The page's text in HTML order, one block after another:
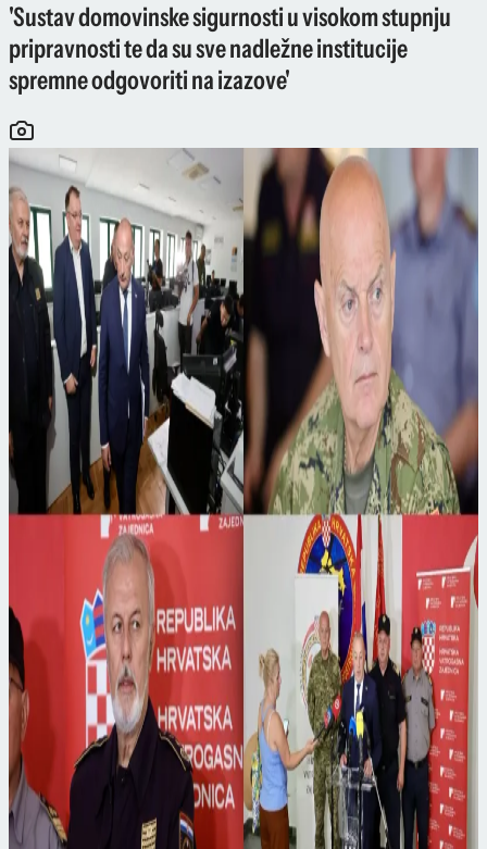
'Sustav domovinske sigurnosti u visokom stupnju
pripravnosti te da su sve nadležne institucije
spremne odgovoriti na izazove'